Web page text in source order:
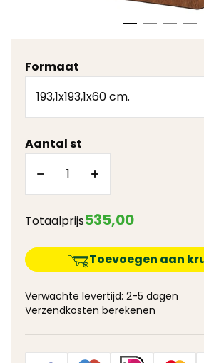
Formaat
Aantal st
Totaalprijs535,00
Toevoegen aan
Verwachte levertijd: 2-5 dagen
Verzendkosten berekenen